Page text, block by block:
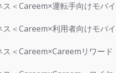
＜Careem×運転手向けモバイ
＜Careem×利用者向けモバイ
＜Careem×Careemリワード